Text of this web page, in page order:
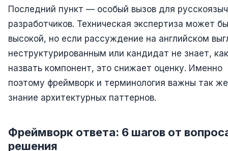
Последний пункт — особый вызов для
разработчиков. Техническая экспертиза может
высокой, но если рассуждение на английском
неструктурированным или кандидат не знает, как
назвать компонент, это снижает оценку. Именно
поэтому фреймворк и терминология важны так
знание архитектурных паттернов.
Фреймворк ответа: 6 шагов от
решения